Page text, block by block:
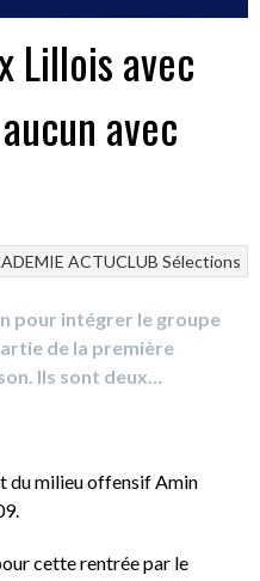
Lillois avec
avec
ACTUCLUB Sélections
pour intégrer le groupe
de la première
Ils sont deux…
du milieu offensif Amin
cette rentrée par le